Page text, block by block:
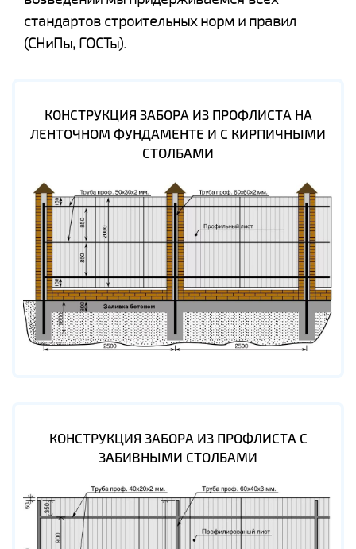
стандартов строительных норм и правил
(СНиПы, ГОСТы).
КОНСТРУКЦИЯ ЗАБОРА ИЗ ПРОФЛИСТА НА
ЛЕНТОЧНОМ ФУНДАМЕНТЕ И С КИРПИЧНЫМИ
СТОЛБАМИ
КОНСТРУКЦИЯ ЗАБОРА ИЗ ПРОФЛИСТА С
ЗАБИВНЫМИ СТОЛБАМИ